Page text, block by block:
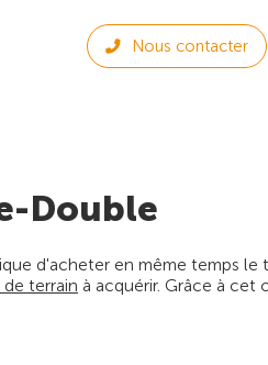
Nous contacter
Double
d'acheter en même temps
terrain à acquérir. Grâce à cet